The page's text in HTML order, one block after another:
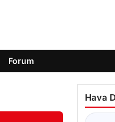
Forum
Hava